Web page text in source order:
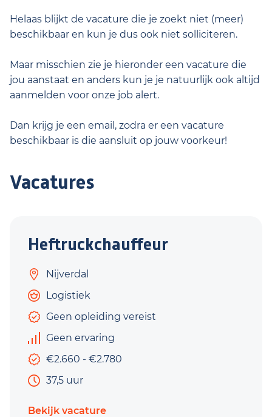
Helaas blijkt de vacature die je zoekt niet (meer)
beschikbaar en kun je dus ook niet solliciteren.
Maar misschien zie je hieronder een vacature die
jou aanstaat en anders kun je je natuurlijk ook altijd
aanmelden voor onze job alert.
Dan krijg je een email, zodra er een vacature
beschikbaar is die aansluit op jouw voorkeur!
Vacatures
Heftruckchauffeur
Nijverdal
Logistiek
Geen opleiding vereist
Geen ervaring
€2.660 - €2.780
37,5 uur
Bekijk vacature